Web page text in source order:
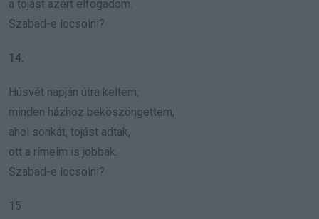
a tojást azért elfogadom.
Szabad-e locsolni?
14.
Húsvét napján útra keltem,
minden házhoz beköszöngettem,
ahol sonkát, tojást adtak,
ott a rímeim is jobbak.
Szabad-e locsolni?
15